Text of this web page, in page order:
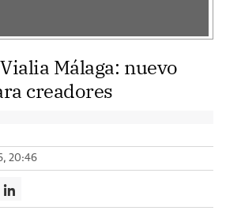
Málaga: nuevo
creadores
20:46